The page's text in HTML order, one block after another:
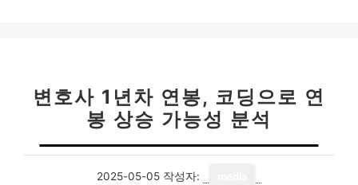
변호사 1년차 연봉, 코딩으로 연
봉 상승 가능성 분석
2025-05-05 작성자: